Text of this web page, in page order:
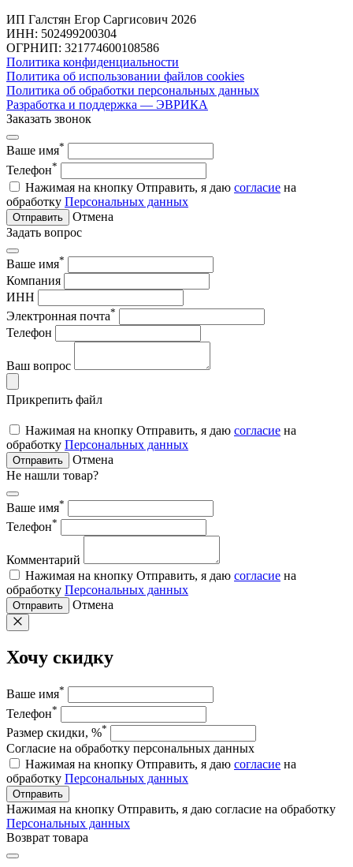
ИП Галстян Егор Саргисович 2026
ИНН: 502499200304
ОГРНИП: 321774600108586
Политика конфиденциальности
Политика об использовании файлов cookies
Политика об обработки персональных данных
Разработка и поддержка — ЭВРИКА
Заказать звонок
Ваше имя*
Телефон*
Нажимая на кнопку Отправить, я даю согласие на
обработку Персональных данных
Отправить
Отмена
Задать вопрос
Ваше имя*
Компания
ИНН
Электронная почта*
Телефон
Ваш вопрос
Прикрепить файл
Нажимая на кнопку Отправить, я даю согласие на
обработку Персональных данных
Отправить
Отмена
Не нашли товар?
Ваше имя*
Телефон*
Комментарий
Нажимая на кнопку Отправить, я даю согласие на
обработку Персональных данных
Отправить Отмена
Хочу скидку
Ваше имя*
Телефон*
Размер скидки, %*
Согласие на обработку персональных данных
Нажимая на кнопку Отправить, я даю согласие на
обработку Персональных данных
Отправить
Нажимая на кнопку Отправить, я даю согласие на обработку
Персональных данных
Возврат товара